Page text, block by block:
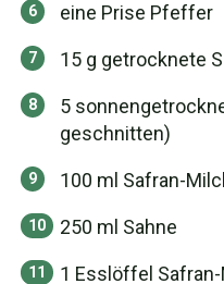
eine Prise Pfeffer
15 g getrocknete
5
geschnitten)
100 ml Safran-
250 ml Sahne
1 Esslöffel